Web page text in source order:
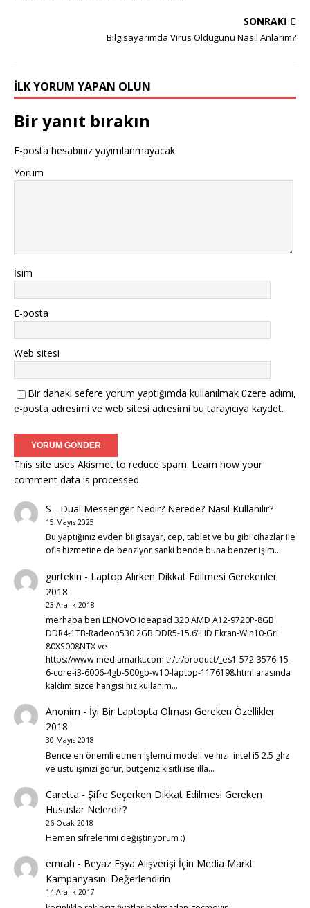
SONRAKI
Bilgisayarımda Virüs Olduğunu Nasıl Anlarım?
İLK YORUM YAPAN OLUN
Bir yanıt bırakın
E-posta hesabınız yayımlanmayacak.
Yorum
İsim
E-posta
Web sitesi
Bir dahaki sefere yorum yaptığımda kullanılmak üzere adımı,
e-posta adresimi ve web sitesi adresimi bu tarayıcıya kaydet.
This site uses Akismet to reduce spam. Learn how your
comment data is processed.
S - Dual Messenger Nedir? Nerede? Nasıl Kullanılır?
15 Mayıs 2025
Bu yaptığınız evden bilgisayar, cep, tablet ve bu gibi cihazlar ile
ofis hizmetine de benziyor sanki bende buna benzer işim…
gürtekin - Laptop Alırken Dikkat Edilmesi Gerekenler
2018
23 Aralık 2018
merhaba ben LENOVO Ideapad 320 AMD A12-9720P-8GB
DDR4-1TB-Radeon530 2GB DDR5-15.6"HD Ekran-Win10-Gri
80XS008NTX ve
https://www.mediamarkt.com.tr/tr/product/_es1-572-3576-15-
6-core-i3-6006-4gb-500gb-w10-laptop-1176198.html arasında
kaldım sizce hangisi hız kullanım…
Anonim - İyi Bir Laptopta Olması Gereken Özellikler
2018
30 Mayıs 2018
Bence en önemli etmen işlemci modeli ve hızı. intel i5 2.5 ghz
ve üstü işinizi görür, bütçeniz kısıtlı ise illa…
Caretta - Şifre Seçerken Dikkat Edilmesi Gereken
Hususlar Nelerdir?
26 Ocak 2018
Hemen sifrelerimi değiştiriyorum :)
emrah - Beyaz Eşya Alışverişi İçin Media Markt
Kampanyasını Değerlendirin
14 Aralık 2017